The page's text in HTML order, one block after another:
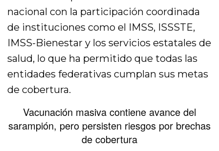
nacional con la participación coordinada
de instituciones como el IMSS, ISSSTE,
IMSS-Bienestar y los servicios estatales de
salud, lo que ha permitido que todas las
entidades federativas cumplan sus metas
de cobertura.
Vacunación masiva contiene avance del
sarampión, pero persisten riesgos por brechas
de cobertura